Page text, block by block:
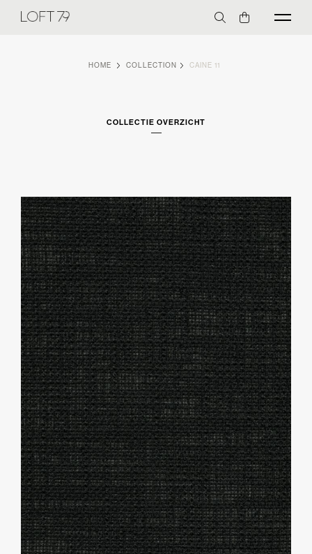
HOME COLLECTION CAINE 11
COLLECTIE OVERZICHT